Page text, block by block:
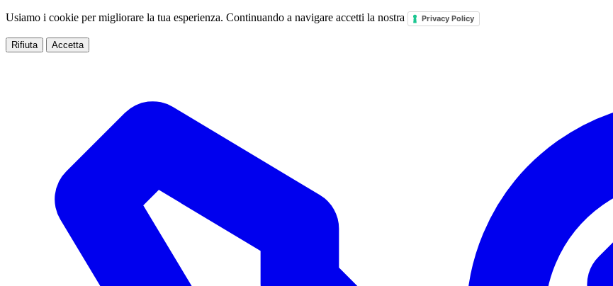
Usiamo i cookie per migliorare la tua esperienza. Continuando a navigare accetti la nostra Privacy Policy
Rifiuta Accetta